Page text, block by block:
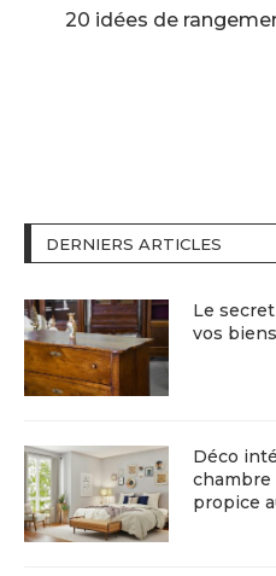
20 idées de
DERNIERS ARTICLES
Le
vos
Déco
chambre
propice